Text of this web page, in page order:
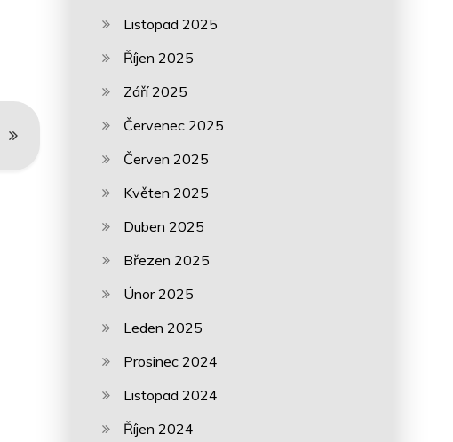
Listopad 2025
Říjen 2025
Září 2025
Červenec 2025
Červen 2025
Květen 2025
Duben 2025
Březen 2025
Únor 2025
Leden 2025
Prosinec 2024
Listopad 2024
Říjen 2024